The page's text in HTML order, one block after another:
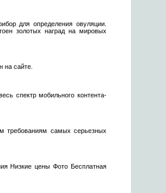
для определения овуляции.
золотых наград на мировых
на сайте.
спектр мобильного контента-
требованиям самых серьезных
Низкие цены Фото Бесплатная